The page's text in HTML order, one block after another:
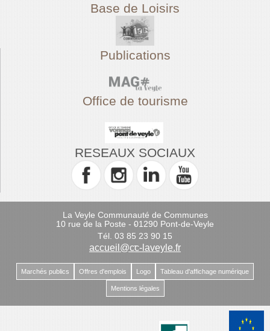
Base de Loisirs
Publications
Office de tourisme
RESEAUX SOCIAUX
La Veyle Communauté de Communes
-
10 rue de la Poste - 01290 Pont-de-Veyle
Tél. 03 85 23 90 15
-
accueil@cc-laveyle.fr
Marchés publics Offres d'emplois Logo Tableau d'affichage numérique
Mentions légales